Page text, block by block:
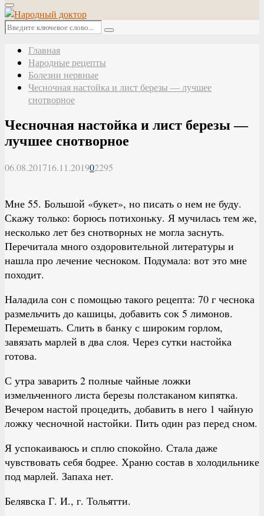
Основное
меню
Искать:
Поиск
Главная
Народные рецепты
Болезни нервные
Чесночная настойка и лист березы — лучшее
снотворное
Чесночная настойка и лист березы —
лучшее снотворное
06.08.201716.11.201902295
Мне 55. Большой «букет», но писать о нем не буду.
Скажу только: борюсь потихоньку. Я мучилась тем же,
несколько лет без снотворных не могла заснуть.
Перечитала много оздоровительной литературы и
нашла про лечение чесноком. Подумала: вот это мне
походит.
Наладила сон с помощью такого рецепта: 70 г чеснока
размельчить до кашицы, добавить сок 5 лимонов.
Перемешать. Слить в банку с широким горлом,
завязать марлей в два слоя. Через сутки настойка
готова.
С утра заварить 2 полные чайные ложки
измельченного листа березы полстаканом кипятка.
Вечером настой процедить, добавить в него 1 чайную
ложку чесночной настойки. Пить один раз перед сном.
Я успокаиваюсь и сплю спокойно. Стала даже
чувствовать себя бодрее. Храню состав в холодильнике
под марлей. Запаха нет.
Белявска Г. И., г. Тольятти.